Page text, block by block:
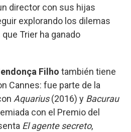
director con sus hijas
explorando los dilemas
Trier ha ganado
Filho también tiene
Cannes: fue parte de la
Aquarius(2016) y Bacurau
con el Premio del
El agente secreto,